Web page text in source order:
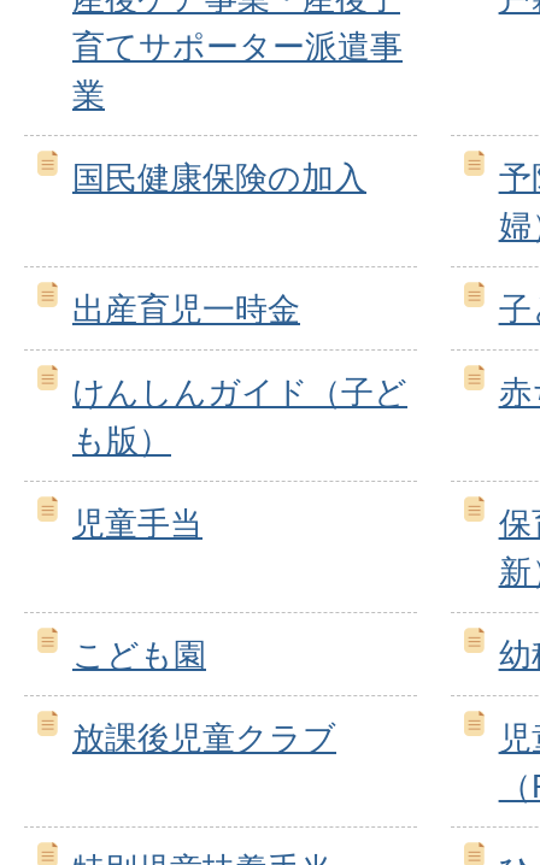
育てサポーター派遣事
業
国民健康保険の加入
予
婦
出産育児一時金 子
けんしんガイド（子ど
も版）
児童手当
保
新
こども園 幼
放課後児童クラブ